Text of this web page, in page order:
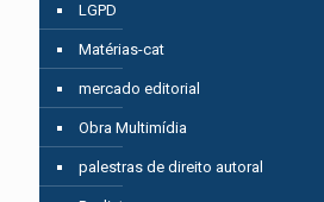
LGPD
Matérias-cat
mercado editorial
Obra Multimídia
palestras de direito autoral